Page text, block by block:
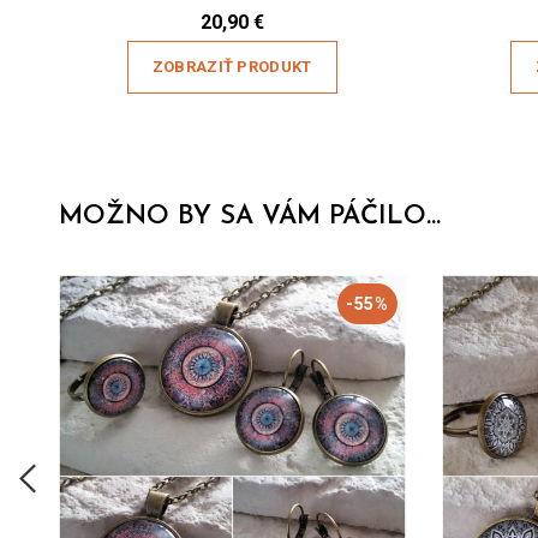
20,90 €
ZOBRAZIŤ PRODUKT
MOŽNO BY SA VÁM PÁČILO...
-55%